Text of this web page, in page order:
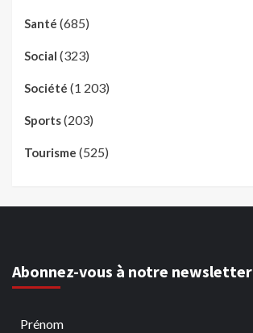
Santé (685)
Social (323)
Société (1 203)
Sports(203)
Tourisme (525)
Abonnez-vous à notre newsletter
Prénom